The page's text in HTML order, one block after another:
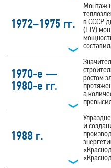
1972–1975 гг.
Монтаж
в СССР
(ГТУ)
1970-е —
1980-е гг.
ростом
а
1988 г.
и